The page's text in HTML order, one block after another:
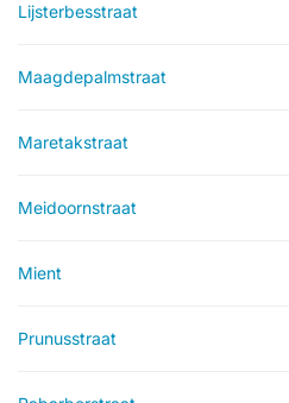
Lijsterbesstraat
Maagdepalmstraat
Maretakstraat
Meidoornstraat
Mient
Prunusstraat